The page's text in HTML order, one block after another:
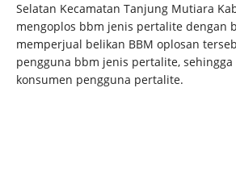
Selatan Kecamatan Tanjung Mutiara
mengoplos bbm jenis pertalite dengan
memperjual belikan BBM oplosan
pengguna bbm jenis pertalite,
konsumen pengguna pertalite.